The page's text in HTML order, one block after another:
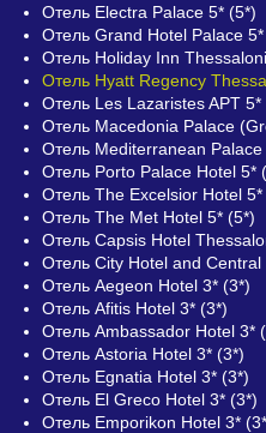
Отель Electra Palace 5* (5*)
Отель Grand Hotel Palace
Отель Holiday Inn
Отель Hyatt Regency
Отель Les Lazaristes APT 5*
Отель Macedonia Palace
Отель Mediterranean Palace
Отель Porto Palace Hotel 5*
Отель The Excelsior Hotel 5*
Отель The Met Hotel 5* (5*)
Отель Capsis Hotel
Отель City Hotel and Central
Отель Aegeon Hotel 3* (3*)
Отель Afitis Hotel 3* (3*)
Отель Ambassador Hotel 3*
Отель Astoria Hotel 3* (3*)
Отель Egnatia Hotel 3* (3*)
Отель El Greco Hotel 3* (3*)
Отель Emporikon Hotel 3*